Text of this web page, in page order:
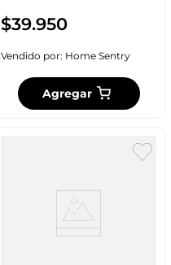
$39.950
Vendido por: Home Sentry
Agregar